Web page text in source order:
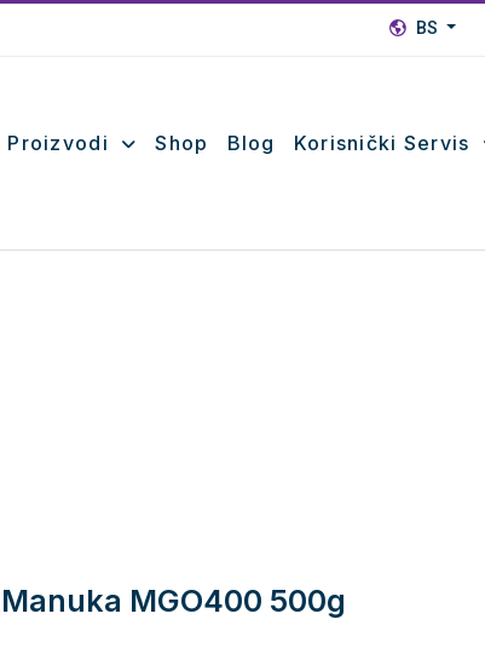
BS
Proizvodi Shop Blog Korisnički Servis
Manuka MGO400 500g